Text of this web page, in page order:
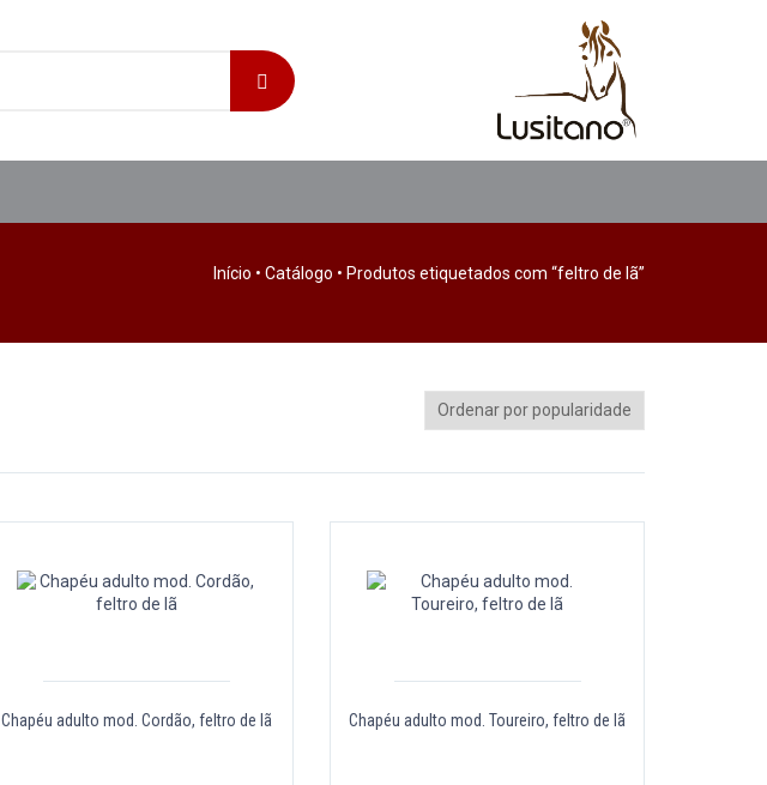
Início • Catálogo • Produtos etiquetados com “feltro de lã”
Chapéu adulto mod. Cordão, feltro de lã Chapéu adulto mod. Toureiro, feltro de lã